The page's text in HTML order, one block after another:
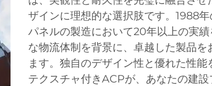
ザインに理想的な選択肢です。1988
パネルの製造において20年以上の実
な物流体制を背景に、卓越した製品
ます。独自のデザイン性と優れた性
テクスチャ付きACPが、あなたの建